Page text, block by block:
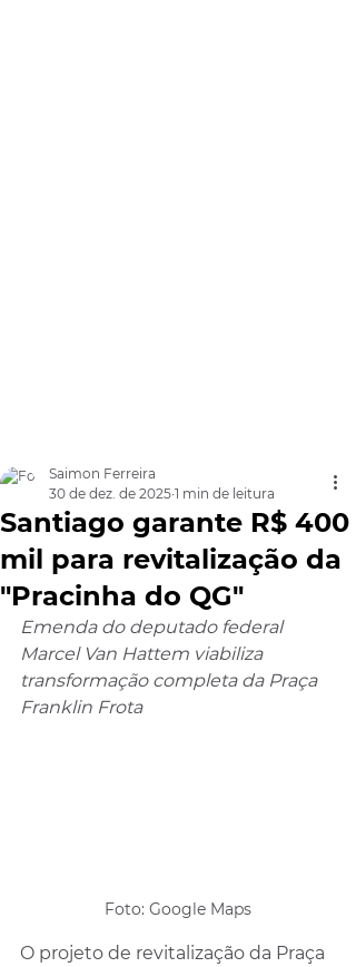
Santiago garante R$ 400
mil para revitalização da
"Pracinha do QG"
Saimon Ferreira
30 de dez. de 2025 1 min de leitura
Emenda do deputado federal
Marcel Van Hattem viabiliza
transformação completa da Praça
Franklin Frota
Foto: Google Maps
O projeto de revitalização da Praça